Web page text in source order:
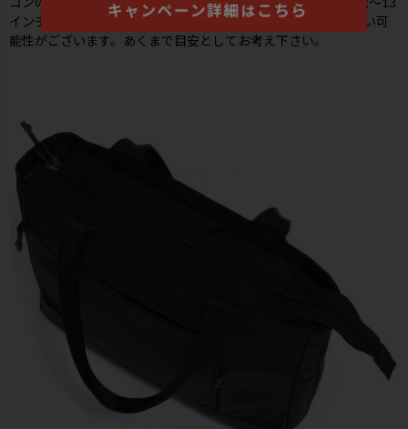
インチPC対応可能) ※機器の対応サイズ：機器によって入らない可
能性がございます。あくまで目安としてお考え下さい。